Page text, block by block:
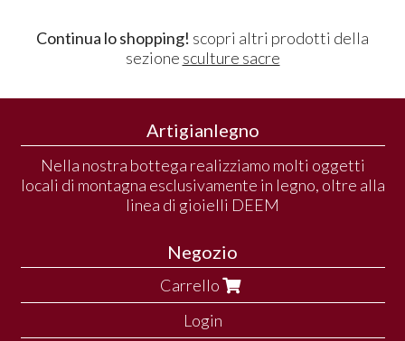
Continua lo shopping! scopri altri prodotti della
sezione sculture sacre
Artigianlegno
Nella nostra bottega realizziamo molti oggetti
locali di montagna esclusivamente in legno, oltre alla
linea di gioielli DEEM
Negozio
Carrello
Login